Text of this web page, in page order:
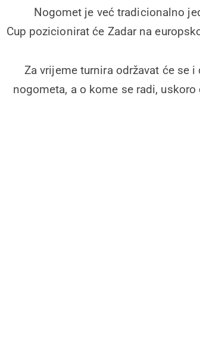
Nogomet je već tradicionalno
Cup pozicionirat će Zadar na
Za vrijeme turnira održavat će se
nogometa, a o kome se radi,